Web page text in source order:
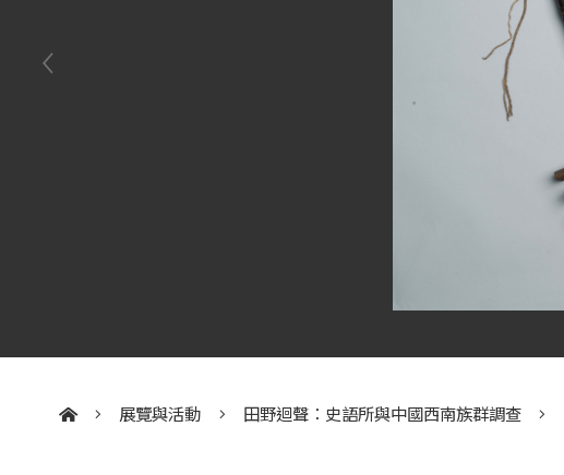
展覽與活動 田野迴聲：史語所與中國西南族群調查